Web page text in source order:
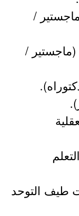
/
(ماجستير /
طيف التوحد